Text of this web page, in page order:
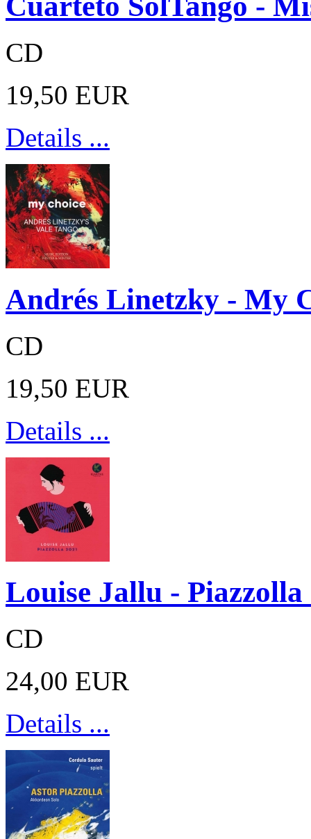
CD
19,50 EUR
Details ...
Andrés Linetzky - My
CD
19,50 EUR
Details ...
Louise Jallu - Piazzolla
CD
24,00 EUR
Details ...